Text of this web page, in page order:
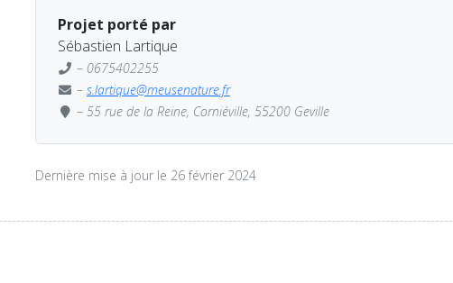
Projet porté par
Sébastien Lartique
– 0675402255
– s.lartique@meusenature.fr
– 55 rue de la Reine, Corniéville, 55200 Geville
Dernière mise à jour le 26 février 2024